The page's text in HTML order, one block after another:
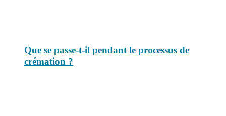
Que se passe-t-il pendant le processus de
crémation ?